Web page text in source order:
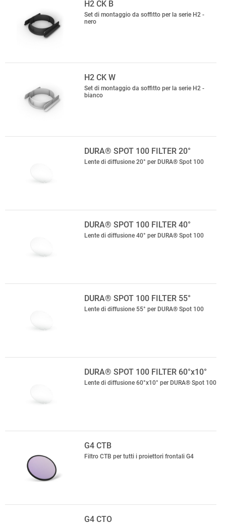
H2 CK B
Set di montaggio da soffitto per la serie H2 -
nero
H2 CK W
Set di montaggio da soffitto per la serie H2 -
bianco
DURA® SPOT 100 FILTER 20°
Lente di diffusione 20° per DURA® Spot 100
DURA® SPOT 100 FILTER 40°
Lente di diffusione 40° per DURA® Spot 100
DURA® SPOT 100 FILTER 55°
Lente di diffusione 55° per DURA® Spot 100
DURA® SPOT 100 FILTER 60°x10°
Lente di diffusione 60°x10° per DURA® Spot 100
G4 CTB
Filtro CTB per tutti i proiettori frontali G4
G4 CTO